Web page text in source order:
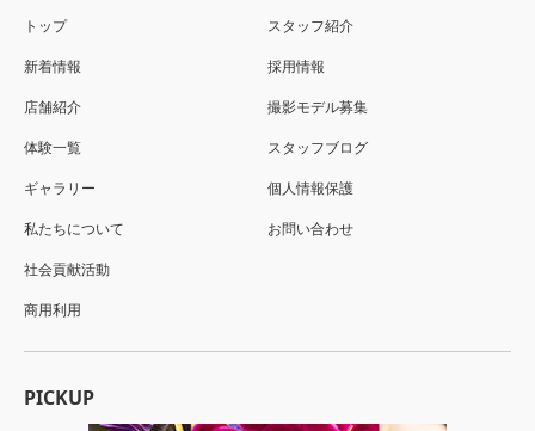
トップ
新着情報
店舗紹介
体験一覧
ギャラリー
私たちについて
社会貢献活動
商用利用
スタッフ紹介
採用情報
撮影モデル募集
スタッフブログ
個人情報保護
お問い合わせ
PICKUP